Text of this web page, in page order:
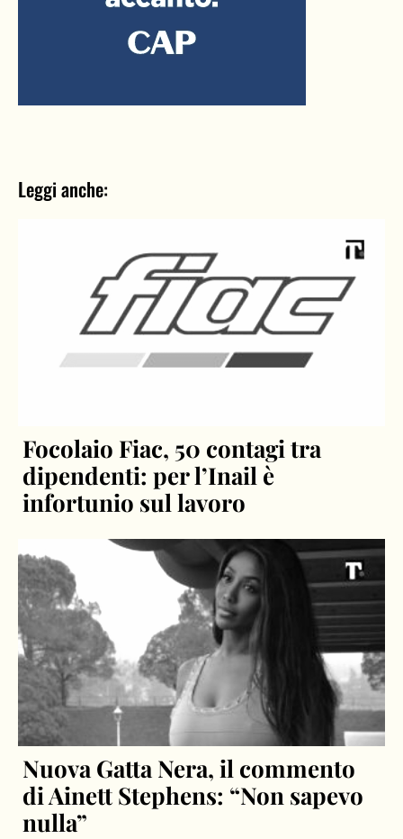
Leggi anche:
Focolaio Fiac, 50 contagi tra
dipendenti: per l’Inail è
infortunio sul lavoro
Nuova Gatta Nera, il commento
di Ainett Stephens: “Non sapevo
nulla”